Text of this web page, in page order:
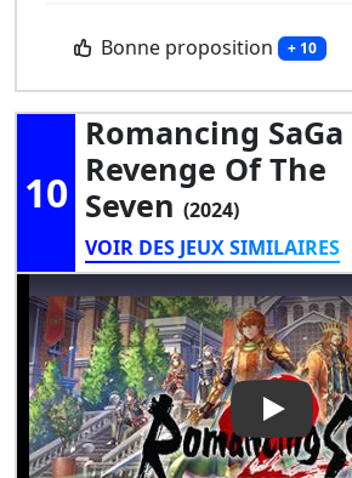
Bonne proposition + 10
10
Romancing SaGa
Revenge Of The
Seven (2024)
VOIR DES JEUX SIMILAIRES
Play